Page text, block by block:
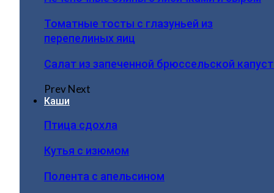
Томатные тосты с глазуньей из
перепелиных яиц
Салат из запеченной брюссельской
PrevNext
Каши
Птица сдохла
Кутья с изюмом
Полента с апельсином